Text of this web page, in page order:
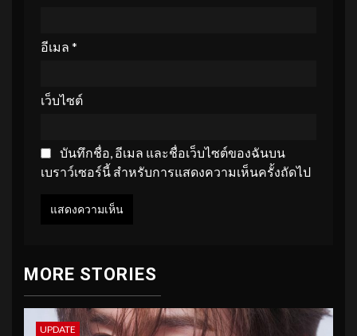
อีเมล *
เว็บไซต์
บันทึกชื่อ, อีเมล และชื่อเว็บไซต์ของฉันบน
เบราว์เซอร์นี้ สำหรับการแสดงความเห็นครั้งถัดไป
MORE STORIES
UPDATE